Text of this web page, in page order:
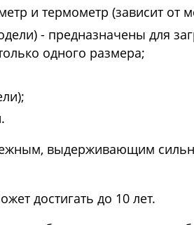
и термометр (зависит от
- предназначены для
одного размера;
выдерживающим
достигать до 10 лет.